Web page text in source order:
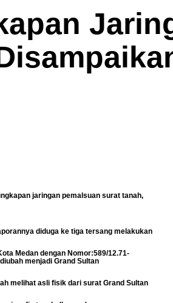
jaringan pemalsuan surat tanah,
diduga ke tiga tersang melakukan
Medan dengan Nomor:589/12.71-
menjadi Grand Sultan
melihat asli fisik dari surat Grand Sultan